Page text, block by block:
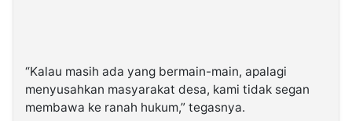
“Kalau masih ada yang bermain-main, apalagi
menyusahkan masyarakat desa, kami tidak segan
membawa ke ranah hukum,” tegasnya.